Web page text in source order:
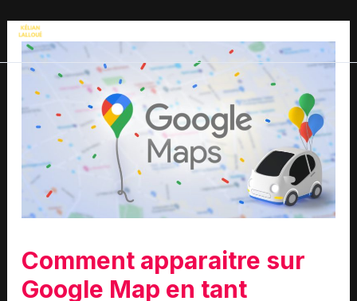
Comment apparaitre sur
Google Map en tant